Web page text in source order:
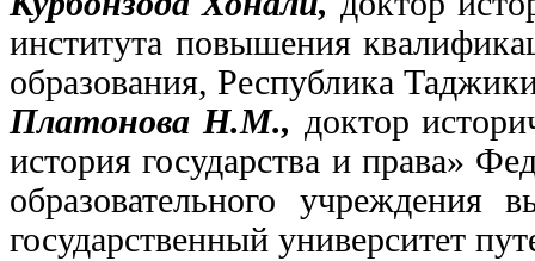
института повышения
образования, Республика
Платонова Н.М., доктор
история государства и права»
образовательного учреждения
государственный университет